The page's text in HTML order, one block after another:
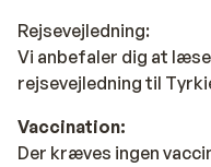
Rejsevejledning:
Vi anbefaler dig at
rejsevejledning til
Vaccination:
Der kræves ingen